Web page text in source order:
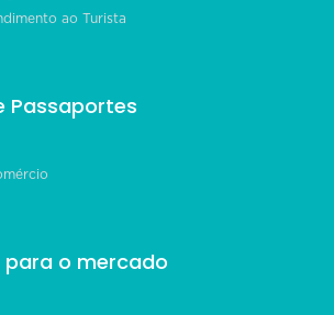
ao Turista
Passaportes
para o mercado